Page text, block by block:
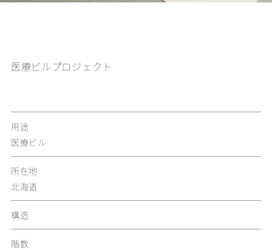
医療ビルプロジェクト
用途
医療ビル
所在地
北海道
構造
階数